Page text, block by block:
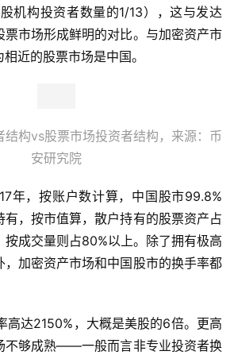
机构投资者数量的1/13），这与发达
票市场形成鲜明的对比。与加密资产市
近的股票市场是中国。
结构vs股票市场投资者结构，来源：币
安研究院
年，按账户数计算，中国股市99.8%
有，按市值算，散户持有的股票资产占
按成交量则占80%以上。除了拥有极高
，加密资产市场和中国股市的换手率都
高达2150%，大概是美股的6倍。更高
不够成熟——一般而言非专业投资者换